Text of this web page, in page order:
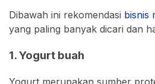
Dibawah ini rekomendasi bisnis
yang paling banyak dicari dan
1. Yogurt buah